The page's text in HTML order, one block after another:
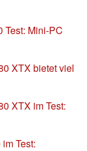
Test: Mini-PC
XTX bietet viel
XTX im Test:
Test: